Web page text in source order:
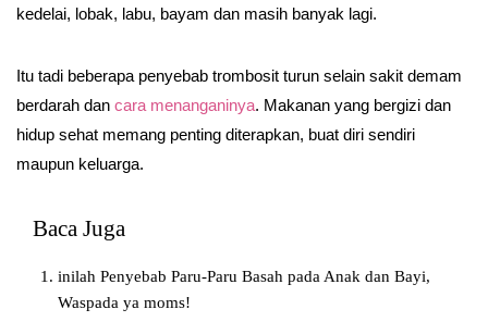
kedelai, lobak, labu, bayam dan masih banyak lagi.
Itu tadi beberapa penyebab trombosit turun selain sakit demam
berdarah dan cara menanganinya. Makanan yang bergizi dan
hidup sehat memang penting diterapkan, buat diri sendiri
maupun keluarga.
Baca Juga
inilah Penyebab Paru-Paru Basah pada Anak dan Bayi,
Waspada ya moms!